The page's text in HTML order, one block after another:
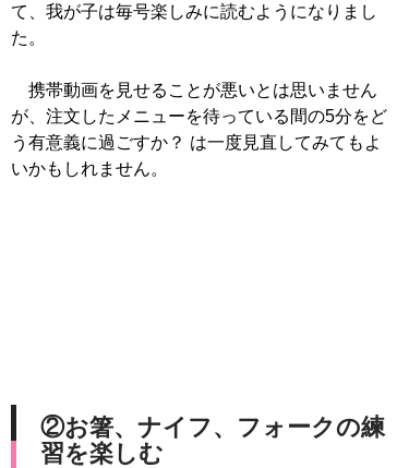
て、我が子は毎号楽しみに読むようになりまし
た。
携帯動画を見せることが悪いとは思いません
が、注文したメニューを待っている間の5分をど
う有意義に過ごすか？ は一度見直してみてもよ
いかもしれません。
②お箸、ナイフ、フォークの練
習を楽しむ